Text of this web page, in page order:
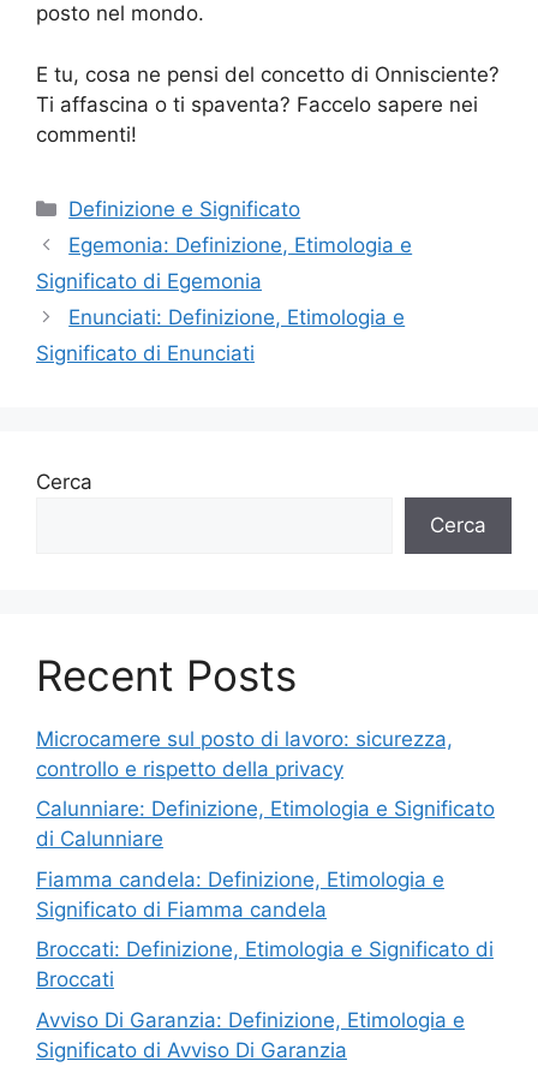
posto nel mondo.
E tu, cosa ne pensi del concetto di Onnisciente?
Ti affascina o ti spaventa? Faccelo sapere nei
commenti!
Categorie
Definizione e Significato
Egemonia: Definizione, Etimologia e
Significato di Egemonia
Enunciati: Definizione, Etimologia e
Significato di Enunciati
Cerca
Cerca
Recent Posts
Microcamere sul posto di lavoro: sicurezza,
controllo e rispetto della privacy
Calunniare: Definizione, Etimologia e Significato
di Calunniare
Fiamma candela: Definizione, Etimologia e
Significato di Fiamma candela
Broccati: Definizione, Etimologia e Significato di
Broccati
Avviso Di Garanzia: Definizione, Etimologia e
Significato di Avviso Di Garanzia